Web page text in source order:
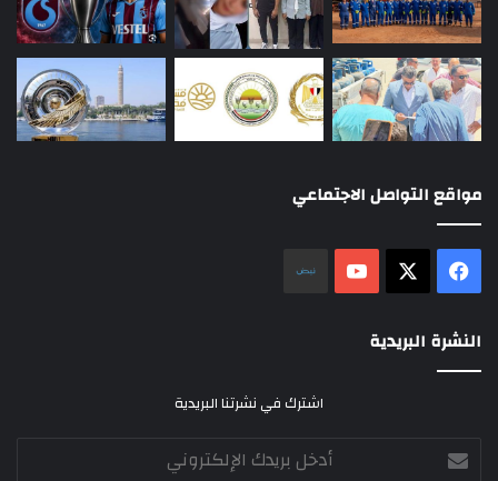
مواقع التواصل الاجتماعي
فيسبوك ‫YouTube
النشرة البريدية
اشترك في نشرتنا البريدية
أدخل
بريدك